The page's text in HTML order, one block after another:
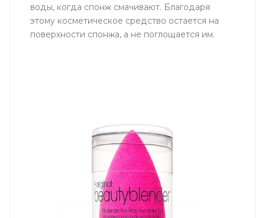
воды, когда спонж смачивают. Благодаря
этому косметическое средство остается на
поверхности спонжа, а не поглощается им.